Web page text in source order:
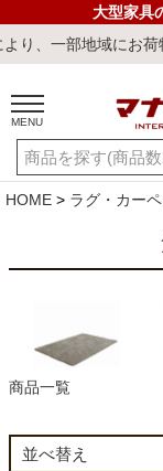
大型家具
部地域にお荷物
MENU
ご利用ガイド
店舗一覧
最短発送
HOME ラグ・カー
無地ラグ
商品一覧